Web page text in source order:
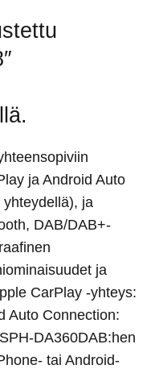
ja Android Auto
ja
DAB/DAB+-
ja
CarPlay -yhteys:
Auto Connection:
DA360DAB:hen
tai Android-